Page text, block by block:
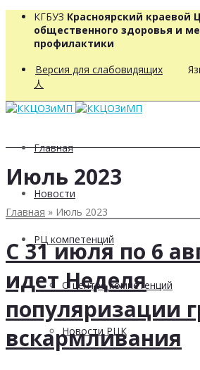
КГБУЗ Красноярский краевой
общественного здоровья и
профилактики
Версия для слабовидящих
人
Главная
Новости
РЦ компетенций
О центре компетенций
Новости РЦК
Июль 2023
Главная » Июль 2023
С 31 июля по 6
идет Неделя
популяризации
вскармливания